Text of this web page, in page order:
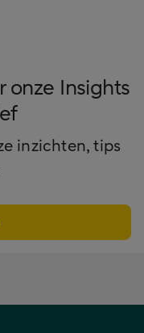
onze Insights
inzichten, tips